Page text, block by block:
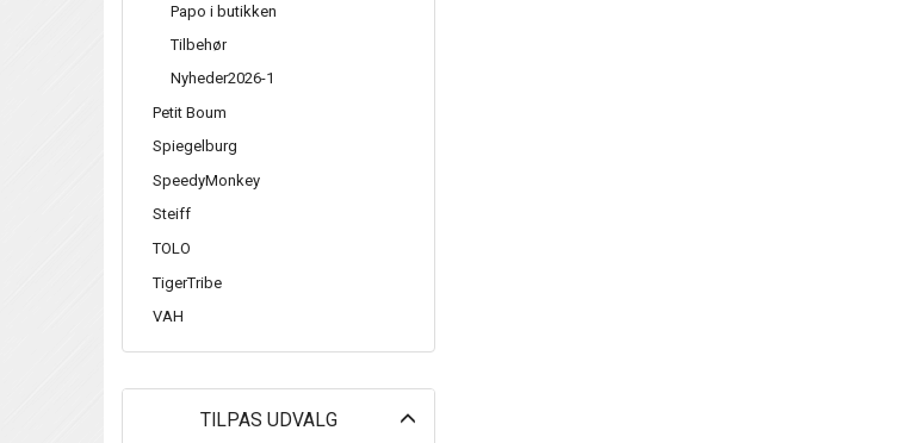
Papo i butikken
Tilbehør
Nyheder2026-1
Petit Boum
Spiegelburg
SpeedyMonkey
Steiff
TOLO
TigerTribe
VAH
TILPAS UDVALG